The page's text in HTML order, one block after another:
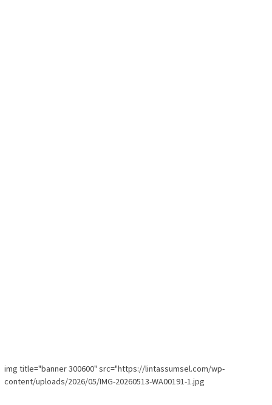
img title="banner 300600" src="https://lintassumsel.com/wp-
content/uploads/2026/05/IMG-20260513-WA00191-1.jpg